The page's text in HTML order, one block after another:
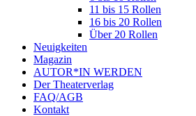
11 bis 15 Rollen
16 bis 20 Rollen
Über 20 Rollen
Neuigkeiten
Magazin
AUTOR*IN WERDEN
Der Theaterverlag
FAQ/AGB
Kontakt